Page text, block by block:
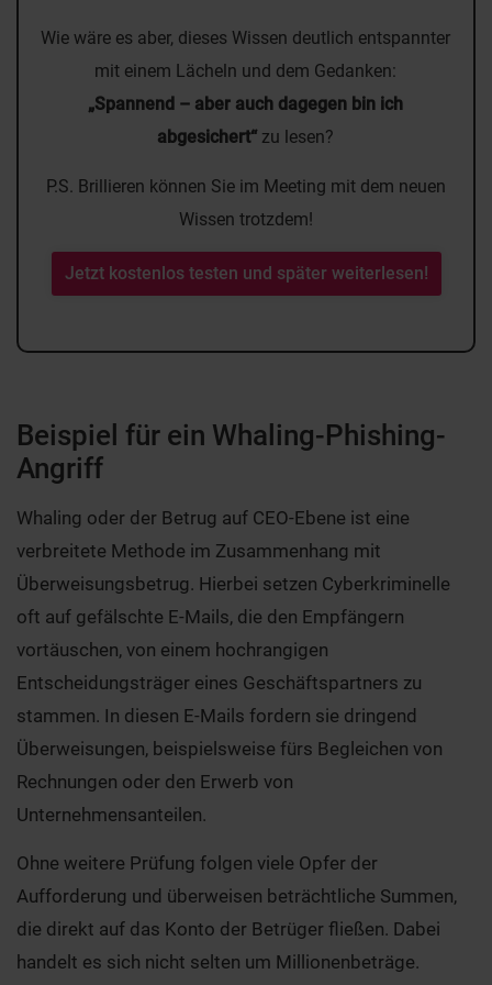
Wie wäre es aber, dieses Wissen deutlich entspannter
mit einem Lächeln und dem Gedanken:
„Spannend – aber auch dagegen bin ich
abgesichert“ zu lesen?
P.S. Brillieren können Sie im Meeting mit dem neuen
Wissen trotzdem!
Jetzt kostenlos testen und später weiterlesen!
Beispiel für ein Whaling-Phishing-
Angriff
Whaling oder der Betrug auf CEO-Ebene ist eine
verbreitete Methode im Zusammenhang mit
Überweisungsbetrug. Hierbei setzen Cyberkriminelle
oft auf gefälschte E-Mails, die den Empfängern
vortäuschen, von einem hochrangigen
Entscheidungsträger eines Geschäftspartners zu
stammen. In diesen E-Mails fordern sie dringend
Überweisungen, beispielsweise fürs Begleichen von
Rechnungen oder den Erwerb von
Unternehmensanteilen.
Ohne weitere Prüfung folgen viele Opfer der
Aufforderung und überweisen beträchtliche Summen,
die direkt auf das Konto der Betrüger fließen. Dabei
handelt es sich nicht selten um Millionenbeträge.